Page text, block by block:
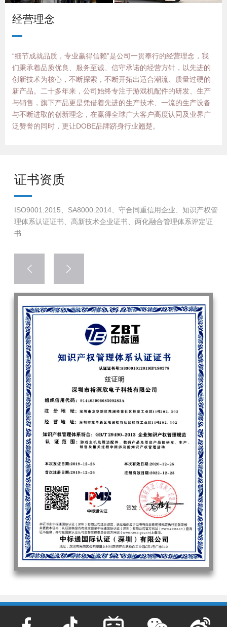
经营理念
“细节成就品质，专业赢得信赖”是公司一贯奉行的经营理念，我
们秉承着品质优良、服务至诚、信守承诺的经营方针，以先进的
创新技术为核心，不断探索，不断开拓出适合潮流、质量过硬的
新产品。二十多年来，公司始终专注于游戏机配件的研发、生产
与销售，旗下产品更是凭借着先进的生产技术、一流的生产设备
与不断进取的创新理念，在赢得全球广大客户高度认同及业界广
泛赞誉的同时，更让DOBE品牌跻身行业翘楚。
证书资质
ISO9001:2015、SA8000:2014、守合同重信用企业、知识产权管
理体系认证证书、高新技术企业证书、两化融合管理体系评定证
书